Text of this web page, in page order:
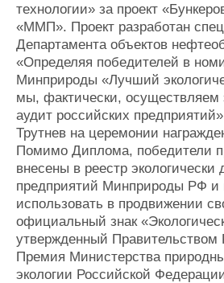
технологии» за проект
«ММП». Проект разработан
Департамента объектов
«Определяя победителей в
Минприроды «Лучший
мы, фактически, осуществляем
аудит российских
Трутнев на церемонии
Помимо Диплома, победители
внесены в реестр экологически
предприятий Минприроды РФ и
использовать в продвижении
официальный знак
утвержденный Правительством
Премия Министерства
экологии Российской